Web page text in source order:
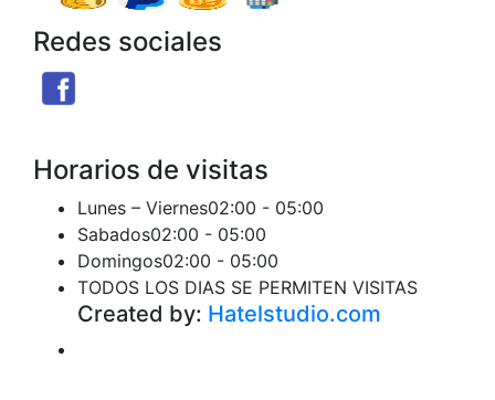
Redes sociales
Horarios de visitas
Lunes – Viernes02:00 - 05:00
Sabados02:00 - 05:00
Domingos02:00 - 05:00
TODOS LOS DIAS SE PERMITEN VISITAS
Created by: Hatelstudio.com